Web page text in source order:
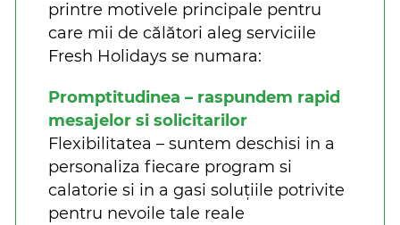
printre motivele principale pentru
care mii de călători aleg serviciile
Fresh Holidays se numara:
Promptitudinea – raspundem rapid
mesajelor si solicitarilor
Flexibilitatea – suntem deschisi in a
personaliza fiecare program si
calatorie si in a gasi soluțiile potrivite
pentru nevoile tale reale